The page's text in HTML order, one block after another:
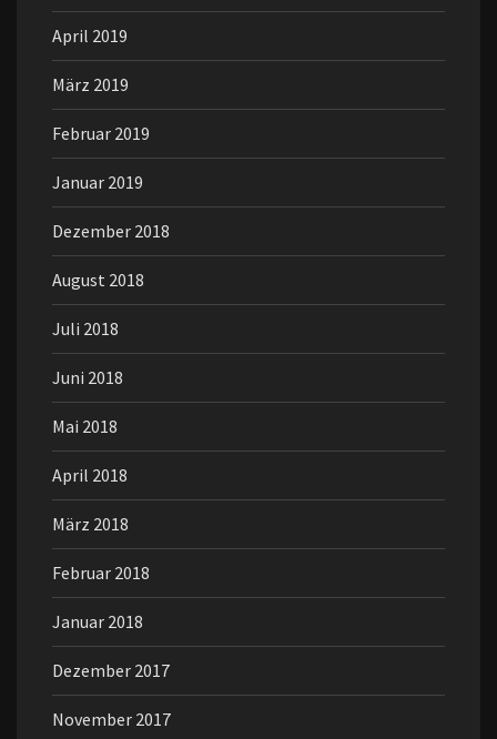
April 2019
März 2019
Februar 2019
Januar 2019
Dezember 2018
August 2018
Juli 2018
Juni 2018
Mai 2018
April 2018
März 2018
Februar 2018
Januar 2018
Dezember 2017
November 2017